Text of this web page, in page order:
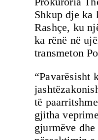
Shkup dje ka
Rashçe, ku
ka rënë në
transmeton
“Pavarësisht
të
gjitha
gjurmëve